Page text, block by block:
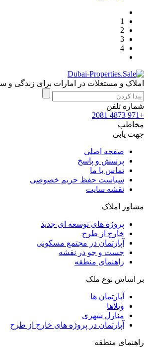
1
2
3
4
املاک و مستغلات در امارات برای زندگی و
شماره تلفن
+971 4873 2081
مخاطب
جهت یابی
صفحه اصلی
پرسش و پاسخ
تماس با ما
سیاست حفظ حریم خصوصی
نقشه سایت
مشاور املاک
پروژه های توسعه ای جدید
خارج از طرح
آپارتمان در مجتمع مسکونی
جست و جو در نقشه
راهنمای منطقه
بر اساس نوع ملک
آپارتمان ها
ویلاها
منازل شهری
آپارتمان در پروژه های خارج از طرح
راهنمای منطقه